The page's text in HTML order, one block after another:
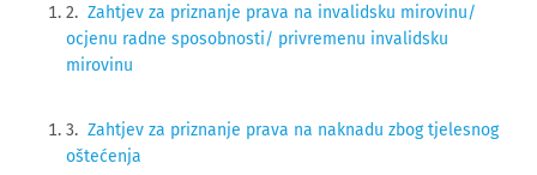
2. Zahtjev za priznanje prava na invalidsku mirovinu/
ocjenu radne sposobnosti/ privremenu invalidsku
mirovinu
3. Zahtjev za priznanje prava na naknadu zbog tjelesnog
oštećenja